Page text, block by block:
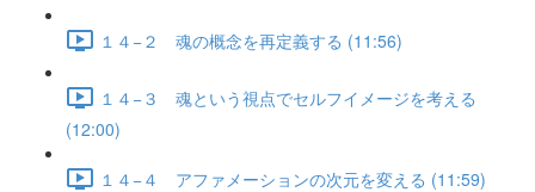
１４−２ 魂の概念を再定義する (11:56)
１４−３ 魂という視点でセルフイメージを考える
(12:00)
１４−４ アファメーションの次元を変える (11:59)